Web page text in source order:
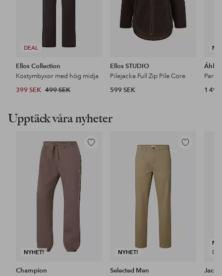
DEAL
Ellos Collection
Kostymbyxor med hög midja
399 SEK 499 SEK
Ellos STUDIO
Pilejacka Full Zip Pile Core
599 SEK
1 499
Upptäck våra nyheter
NYHET!
Lägg
Champion
NYHET!
Lägg
Selected Men
Jack